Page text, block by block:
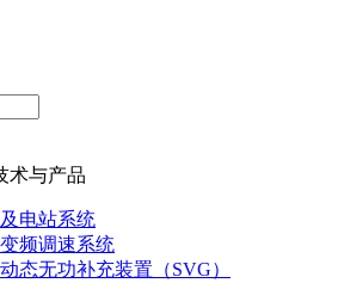
术与产品
电站系统
频调速系统
态无功补充装置（SVG）